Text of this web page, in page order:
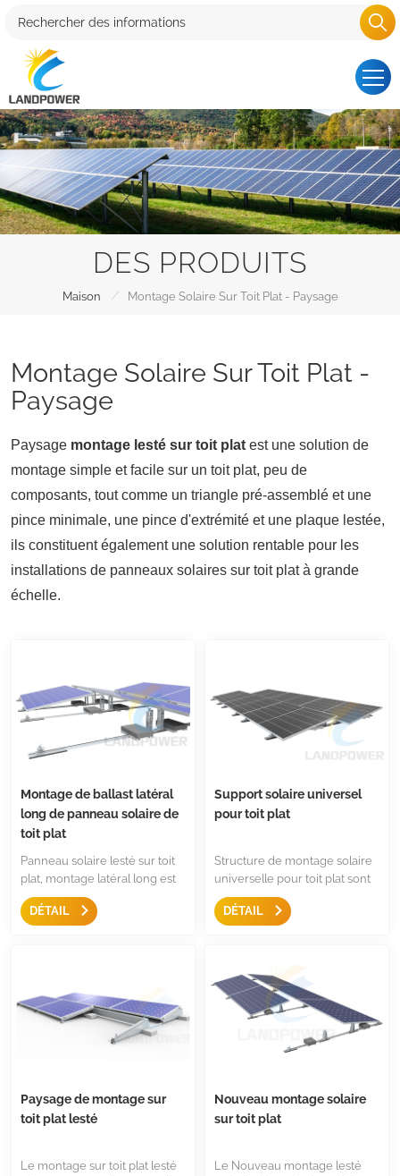
DES PRODUITS
Maison / Montage Solaire Sur Toit Plat - Paysage
Montage Solaire Sur Toit Plat -
Paysage
Paysage montage lesté sur toit plat est une solution de
montage simple et facile sur un toit plat, peu de
composants, tout comme un triangle pré-assemblé et une
pince minimale, une pince d'extrémité et une plaque lestée,
ils constituent également une solution rentable pour les
installations de panneaux solaires sur toit plat à grande
échelle.
Montage de ballast latéral
long de panneau solaire de
toit plat
Panneau solaire lesté sur toit
plat, montage latéral long est
la solution idéale pour monter
un grand panneau solaire sur
panneau.
DÉTAIL
Support solaire universel
pour toit plat
Structure de montage solaire
universelle pour toit plat sont
la meilleure solution pour les
grands panneaux solaires à
à installer et à garder en stock
DÉTAIL
Paysage de montage sur
toit plat lesté
Le montage sur toit plat lesté
Nouveau montage solaire
sur toit plat
Le Nouveau montage lesté